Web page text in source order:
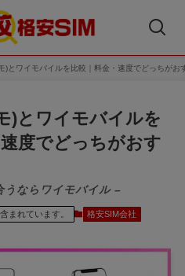
)とワイモバイルを比較｜料金・速度でどっちがお
)とワイモバイルを
度でどっちがおす
ならワイモバイル –
まれています。 格安SIM会社